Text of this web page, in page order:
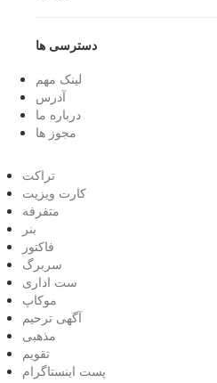
دسترسی ها
لینک مهم
آدرس
درباره ما
مجوز ها
تراکت
کارت ویزیت
متفرفه
بنر
فاکتور
سربرگ
ست اداری
موکاپ
آگهی ترحیم
مذهبی
تقویم
پست اینستاگرام